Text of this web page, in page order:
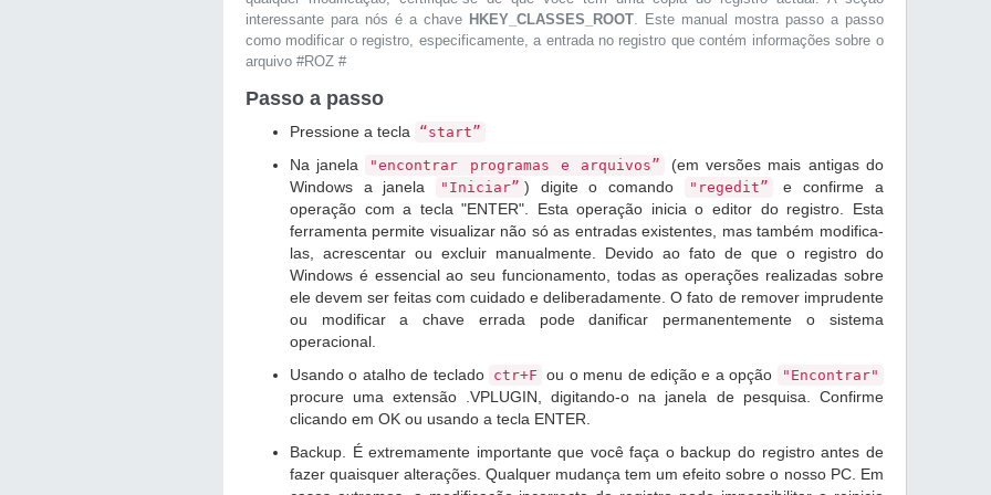
interessante para nós é a chave HKEY_CLASSES_ROOT. Este manual mostra passo a passo
como modificar o registro, especificamente, a entrada no registro que contém informações sobre o
arquivo #ROZ #
Passo a passo
Pressione a tecla “start”
Na janela "encontrar programas e arquivos”
(em versões mais antigas do
Windows a janela
"Iniciar” ) digite o comando "regedit”
e confirme a
operação com a tecla "ENTER". Esta operação inicia o editor do registro. Esta
ferramenta permite visualizar não só as entradas existentes, mas também modifica-
las, acrescentar ou excluir manualmente. Devido ao fato de que o registro do
Windows é essencial ao seu funcionamento, todas as operações realizadas sobre
ele devem ser feitas com cuidado e deliberadamente. O fato de remover imprudente
ou modificar a chave errada pode danificar permanentemente o sistema
operacional.
Usando o atalho de teclado ctr+F ou o menu de edição e a opção "Encontrar"
procure uma extensão .VPLUGIN, digitando-o na janela de pesquisa. Confirme
clicando em OK ou usando a tecla ENTER.
Backup. É extremamente importante que você faça o backup do registro antes de
fazer quaisquer alterações. Qualquer mudança tem um efeito sobre o nosso PC. Em